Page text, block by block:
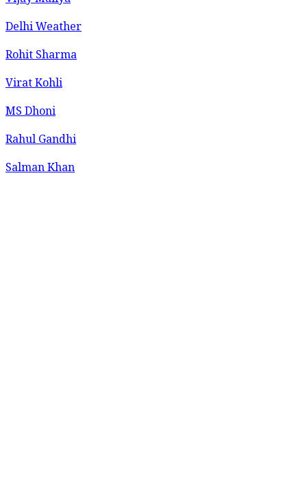
Delhi Weather
Rohit Sharma
Virat Kohli
MS Dhoni
Rahul Gandhi
Salman Khan